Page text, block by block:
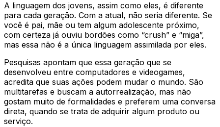
A linguagem dos jovens, assim como eles, é diferente
para cada geração. Com a atual, não seria diferente. Se
você é pai, mãe ou tem algum adolescente próximo,
com certeza já ouviu bordões como “crush” e “miga”,
mas essa não é a única linguagem assimilada por eles.
Pesquisas apontam que essa geração que se
desenvolveu entre computadores e videogames,
acredita que suas ações podem mudar o mundo. São
multitarefas e buscam a autorrealização, mas não
gostam muito de formalidades e preferem uma conversa
direta, quando se trata de adquirir algum produto ou
serviço.